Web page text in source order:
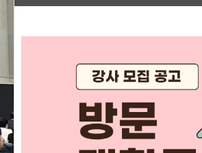
연혁
회칙
경기지부 조직도